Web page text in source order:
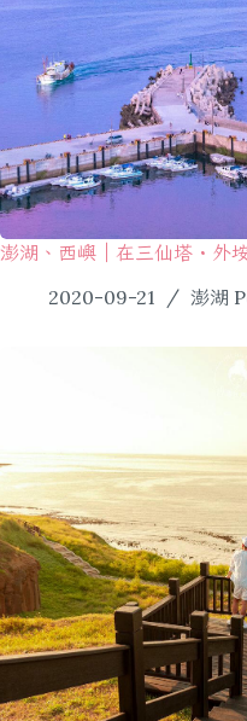
澎湖、西嶼｜在三仙塔・外
2020-09-21
澎湖